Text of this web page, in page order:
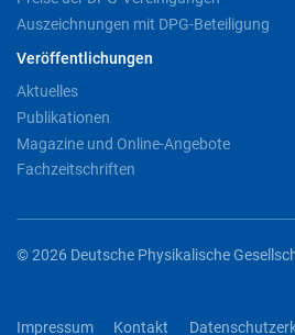
Auszeichnungen mit DPG-Beteiligung
Veröffentlichungen
Aktuelles
Publikationen
Magazine und Online-Angebote
Fachzeitschriften
© 2026 Deutsche Physikalische
Impressum Kontakt